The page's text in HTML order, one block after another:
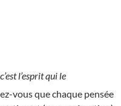
c’est l’esprit qui le
vous que chaque pensée